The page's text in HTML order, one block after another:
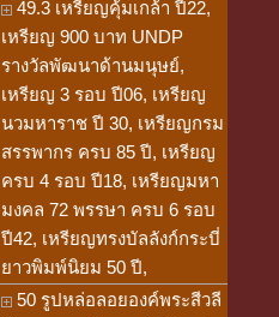
49.3 เหรียญคุ้มเกล้า ปี22,
เหรียญ 900 บาท UNDP
รางวัลพัฒนาด้านมนุษย์,
เหรียญ 3 รอบ ปี06, เหรียญ
นวมหาราช ปี 30, เหรียญกรม
สรรพากร ครบ 85 ปี, เหรียญ
ครบ 4 รอบ ปี18, เหรียญมหา
มงคล 72 พรรษา ครบ 6 รอบ
ปี42, เหรียญทรงบัลลังก์กระบี่
ยาวพิมพ์นิยม 50 ปี,
50 รูปหล่อลอยองค์พระสีวลี